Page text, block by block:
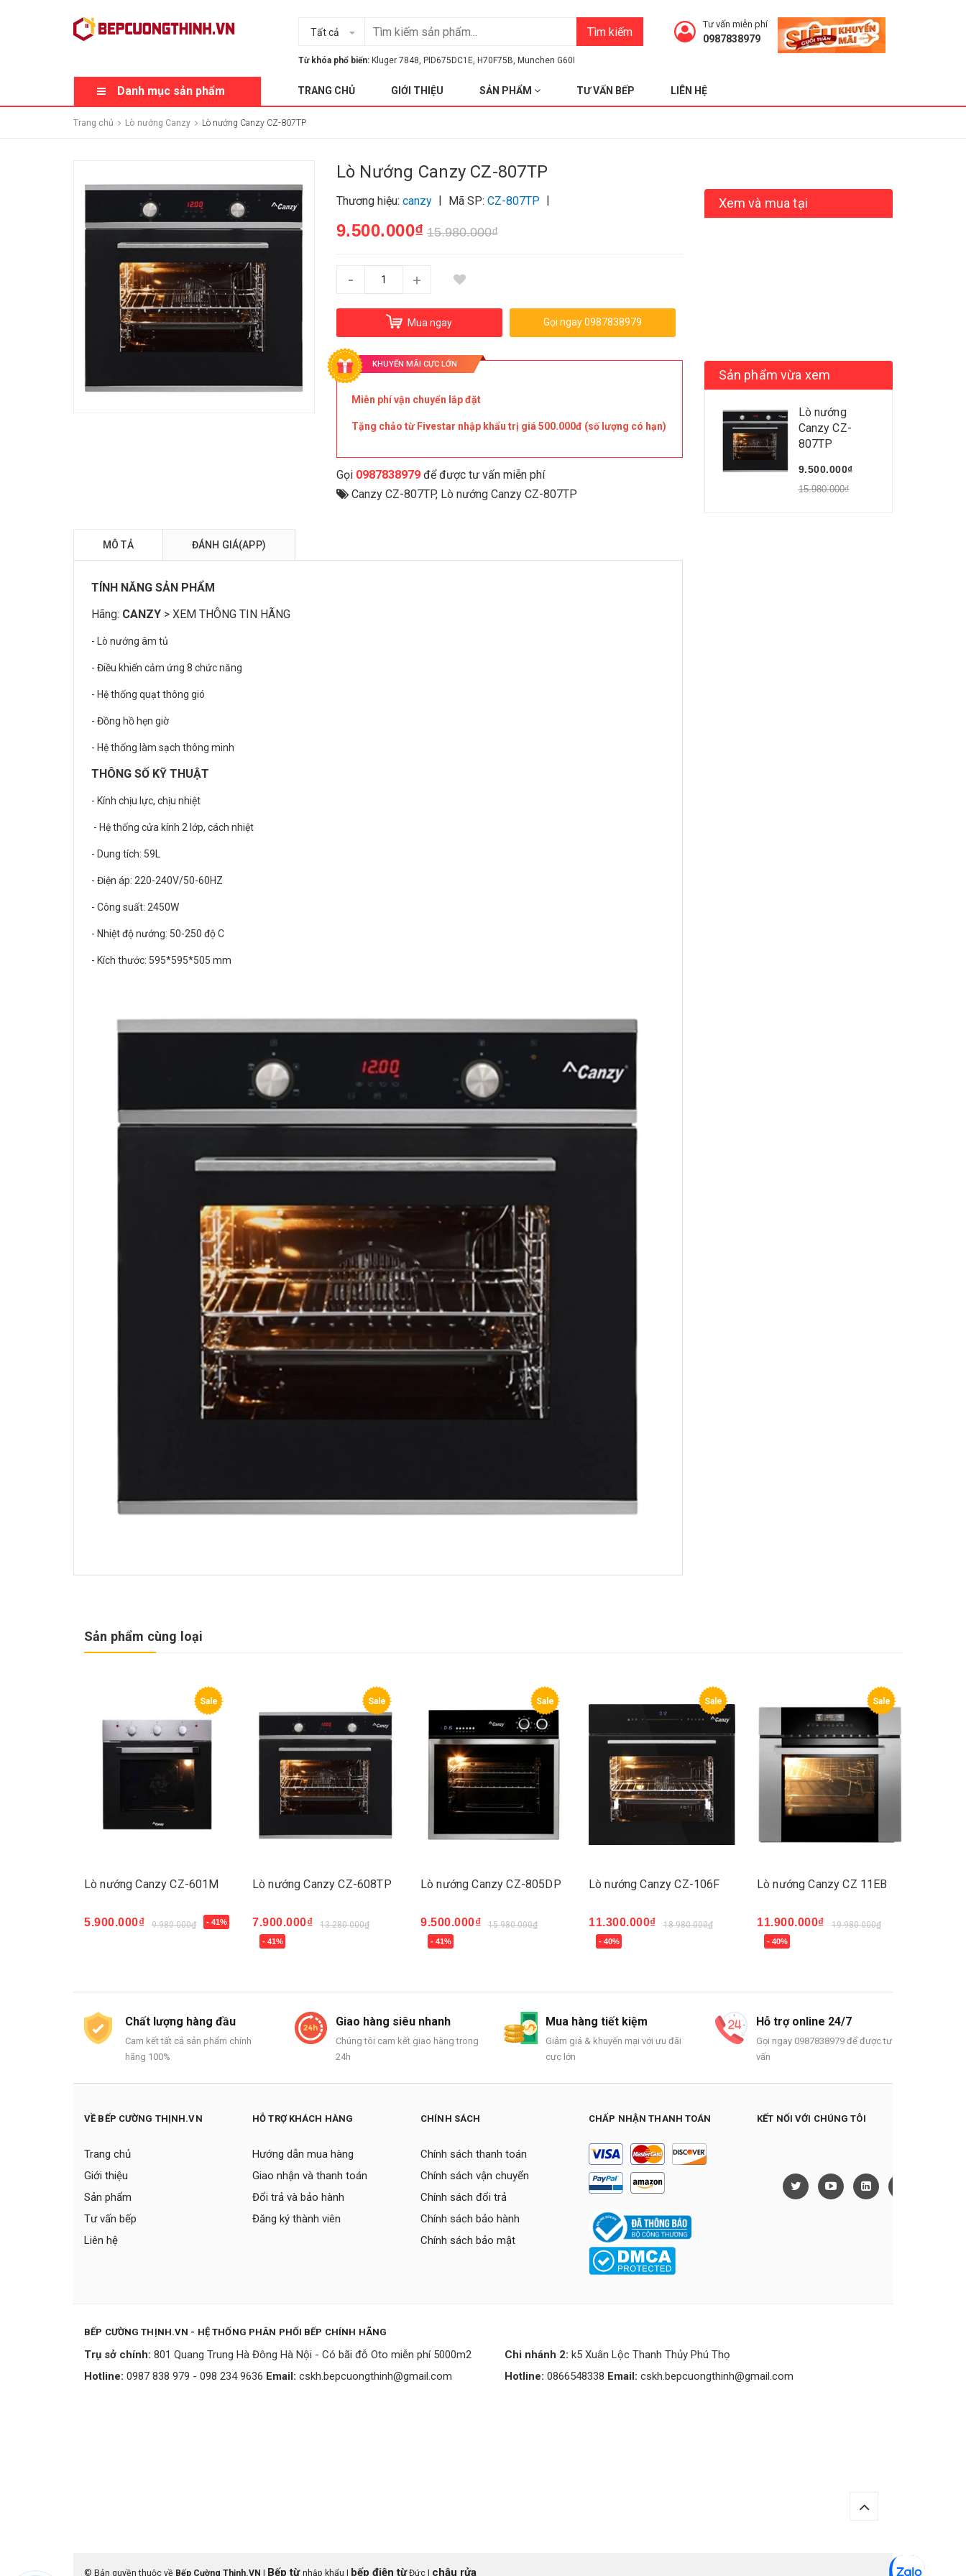
Tất cả Tìm kiếm
Từ khóa phổ biến: Kluger 7848, PID675DC1E, H70F75B, Munchen G60I
Tư vấn miễn phí
0987838979
Danh mục sản phẩm TRANG CHỦ GIỚI THIỆU SẢN PHẨM TƯ VẤN BẾP LIÊN HỆ
Trang chủ Lò nướng Canzy Lò nướng Canzy CZ-807TP
Lò Nướng Canzy CZ-807TP
Thương hiệu: canzy | Mã SP: CZ-807TP |
9.500.000₫ 15.980.000₫
- +
Mua ngay Gọi ngay 0987838979
KHUYẾN MÃI CỰC LỚN
Miễn phí vận chuyển lắp đặt
Tặng chảo từ Fivestar nhập khẩu trị giá 500.000đ (số lượng có hạn)
Gọi 0987838979để được tư vấn miễn phí
Canzy CZ-807TP, Lò nướng Canzy CZ-807TP
MÔ TẢ ĐÁNH GIÁ(APP)
TÍNH NĂNG SẢN PHẨM
Hãng: CANZY > XEM THÔNG TIN HÃNG
- Lò nướng âm tủ
- Điều khiển cảm ứng 8 chức năng
- Hệ thống quạt thông gió
- Đồng hồ hẹn giờ
- Hệ thống làm sạch thông minh
THÔNG SỐ KỸ THUẬT
- Kính chịu lực, chịu nhiệt
- Hệ thống cửa kính 2 lớp, cách nhiệt
- Dung tích: 59L
- Điện áp: 220-240V/50-60HZ
- Công suất: 2450W
- Nhiệt độ nướng: 50-250 độ C
- Kích thước: 595*595*505 mm
Xem và mua tại
Sản phẩm vừa xem
Lò nướng
Canzy CZ-
807TP
9.500.000₫
15.980.000₫
Sản phẩm cùng loại
Sale
Lò nướng Canzy CZ-601M
5.900.000₫ 9.980.000₫ - 41%
Mua ngay
Sale
Lò nướng Canzy CZ-608TP
7.900.000₫ 13.280.000₫
- 41%
Mua ngay
Sale
Lò nướng Canzy CZ-805DP
9.500.000₫ 15.980.000₫
- 41%
Mua ngay
Sale
Lò nướng Canzy CZ-106F
11.300.000₫ 18.980.000₫
- 40%
Mua ngay
Sale
Lò nướng Canzy CZ 11EB
11.900.000₫ 19.980.000₫
- 40%
Mua ngay
Chất lượng hàng đầu
Cam kết tất cả sản phẩm chính
hãng 100%
Giao hàng siêu nhanh
Chúng tôi cam kết giao hàng trong
24h
Mua hàng tiết kiệm
Giảm giá & khuyến mại với ưu đãi
cực lớn
Hỗ trợ online 24/7
Gọi ngay 0987838979 để được tư
vấn
VỀ BẾP CƯỜNG THỊNH.VN
Trang chủ
Giới thiệu
Sản phẩm
Tư vấn bếp
Liên hệ
HỖ TRỢ KHÁCH HÀNG
Hướng dẫn mua hàng
Giao nhận và thanh toán
Đổi trả và bảo hành
Đăng ký thành viên
CHÍNH SÁCH
Chính sách thanh toán
Chính sách vận chuyển
Chính sách đổi trả
Chính sách bảo hành
Chính sách bảo mật
CHẤP NHẬN THANH TOÁN KẾT NỐI VỚI CHÚNG TÔI
BẾP CƯỜNG THỊNH.VN - HỆ THỐNG PHÂN PHỐI BẾP CHÍNH HÃNG
Trụ sở chính: 801 Quang Trung Hà Đông Hà Nội - Có bãi đỗ Oto miễn phí 5000m2
Hotline: 0987 838 979 - 098 234 9636 Email: cskh.bepcuongthinh@gmail.com
Chi nhánh 2: k5 Xuân Lộc Thanh Thủy Phú Thọ
Hotline: 0866548338 Email: cskh.bepcuongthinh@gmail.com
© Bản quyền thuộc về Bếp Cường Thịnh.VN | Bếp từ nhập khẩu | bếp điện từĐức | chậu rửa